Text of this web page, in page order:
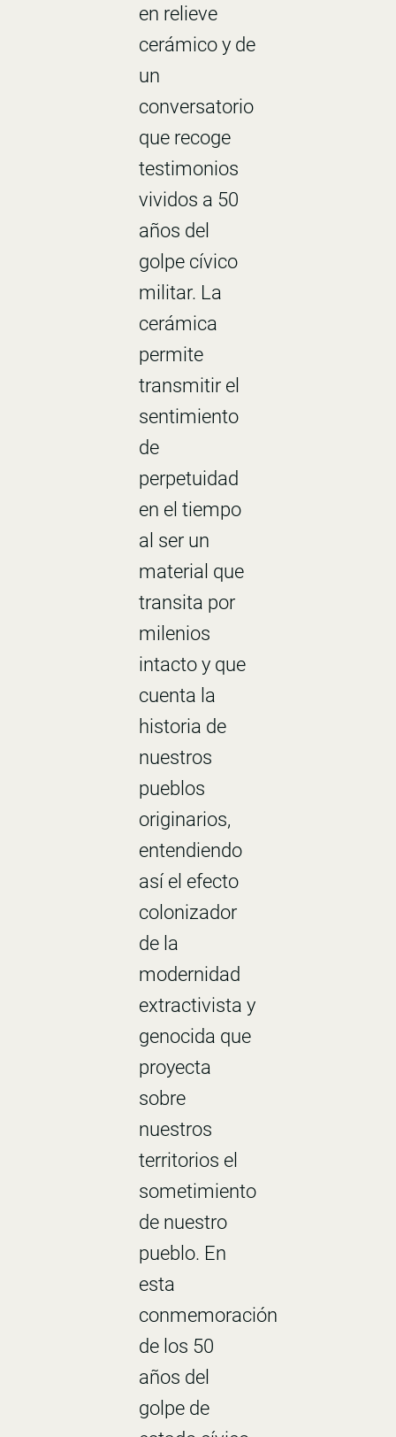
en relieve
cerámico y de
un
conversatorio
que recoge
testimonios
vividos a 50
años del
golpe cívico
militar. La
cerámica
permite
transmitir el
sentimiento
de
perpetuidad
en el tiempo
al ser un
material que
transita por
milenios
intacto y que
cuenta la
historia de
nuestros
pueblos
originarios,
entendiendo
así el efecto
colonizador
de la
modernidad
extractivista y
genocida que
proyecta
sobre
nuestros
territorios el
sometimiento
de nuestro
pueblo. En
esta
conmemoración
de los 50
años del
golpe de